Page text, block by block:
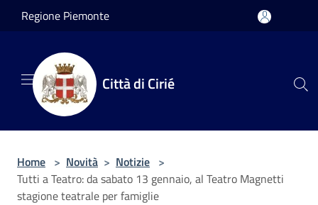
Salta al contenuto principale
Regione Piemonte
Città di Cirié
Home > Novità > Notizie >
Tutti a Teatro: da sabato 13 gennaio, al Teatro Magnetti
stagione teatrale per famiglie